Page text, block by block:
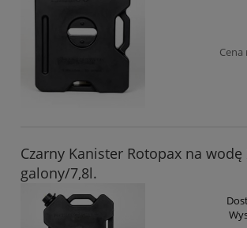
Czarny Kanister Rotopax na wodę
galony/7,8l.